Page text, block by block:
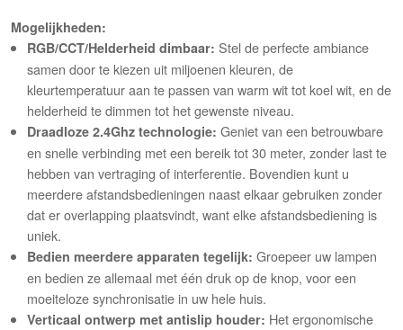
Mogelijkheden:
RGB/CCT/Helderheid dimbaar: Stel de perfecte ambiance
samen door te kiezen uit miljoenen kleuren, de
kleurtemperatuur aan te passen van warm wit tot koel wit, en de
helderheid te dimmen tot het gewenste niveau.
Draadloze 2.4Ghz technologie: Geniet van een betrouwbare
en snelle verbinding met een bereik tot 30 meter, zonder last te
hebben van vertraging of interferentie. Bovendien kunt u
meerdere afstandsbedieningen naast elkaar gebruiken zonder
dat er overlapping plaatsvindt, want elke afstandsbediening is
uniek.
Bedien meerdere apparaten tegelijk: Groepeer uw lampen
en bedien ze allemaal met één druk op de knop, voor een
moeiteloze synchronisatie in uw hele huis.
Verticaal ontwerp met antislip houder: Het ergonomische